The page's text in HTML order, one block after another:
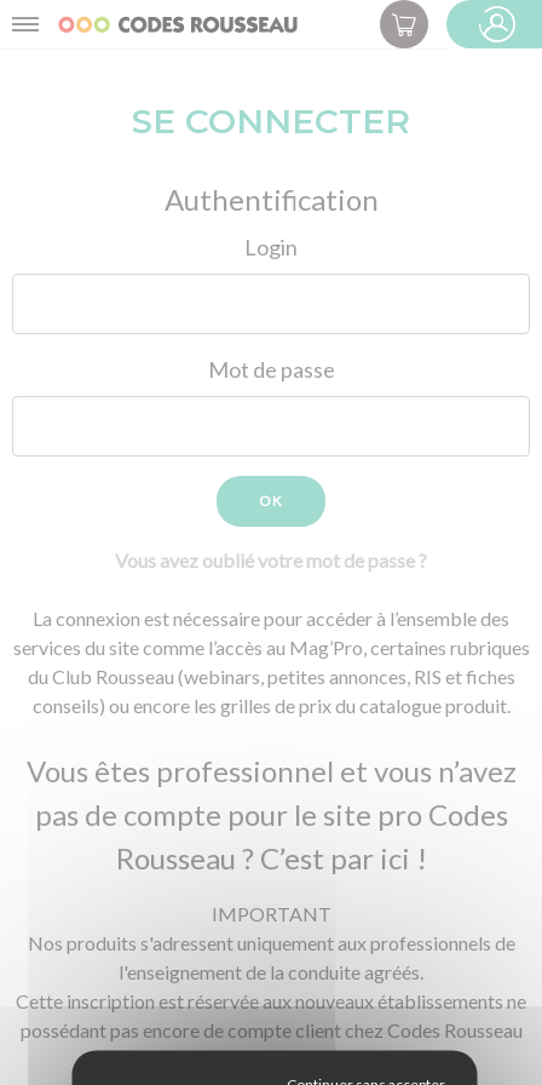
Menu
SE CONNECTER
Authentification
Login
Mot de passe
OK
Vous avez oublié votre mot de passe ?
La connexion est nécessaire pour accéder à l’ensemble des
services du site comme l’accès au Mag’Pro, certaines rubriques
du Club Rousseau (webinars, petites annonces, RIS et fiches
conseils) ou encore les grilles de prix du catalogue produit.
Vous êtes professionnel et vous n’avez
pas de compte pour le site pro Codes
Rousseau ? C’est par ici !
IMPORTANT
Nos produits s'adressent uniquement aux professionnels de
l'enseignement de la conduite agréés.
Cette inscription est réservée aux nouveaux établissements ne
possédant pas encore de compte client chez Codes Rousseau
et non aux particuliers.
Panneau de gestion des cookies